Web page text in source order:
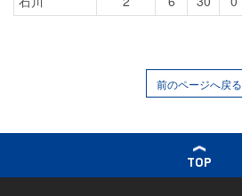
前のページへ戻る
TOP